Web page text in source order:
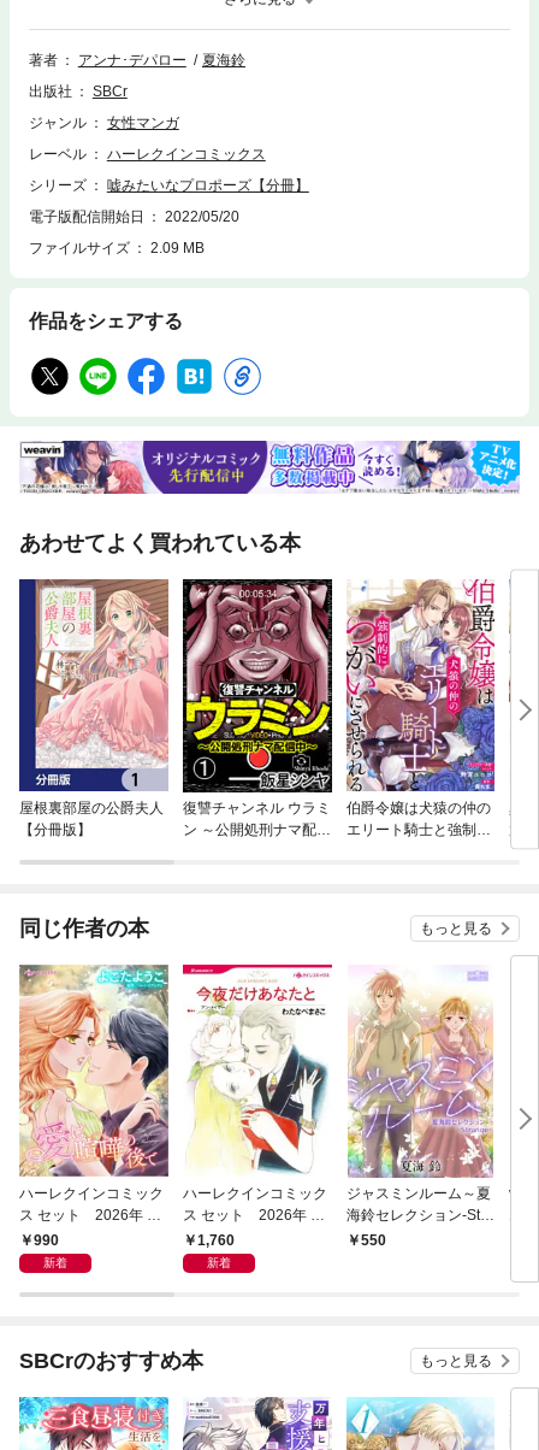
を狙うろくでなしだったのだ。けれどその言葉を彼の口からだけは聞きた
くなかった。グリフィンとは顔をあわせれば嫌味の応酬になる犬猿の仲な
のだ。彼に同情されるだなんて――だが次の瞬間、彼女を現実にひき戻し
著者 アンナ･デパロー
夏海鈴
出版社
SBCr
ジャンル
女性マンガ
レーベル
ハーレクインコミックス
シリーズ
嘘みたいなプロポーズ【分冊】
電子版配信開始日
2022/05/20
ファイルサイズ
2.09 MB
作品をシェアする
あわせてよく買われている本
屋根裏部屋の公爵夫人
【分冊版】
復讐チャンネル ウラミ
ン ～公開処刑ナマ配信
伯爵令嬢は犬猿の仲の
エリート騎士と強制的
真
放
こ
同じ作者の本 もっと見る
ハーレクインコミック
ス セット 2026年 vo
l.941
990
新着
ハーレクインコミック
ス セット 2026年 vo
l.1061
1,760
新着
ジャスミンルーム～夏
海鈴セレクション-Stra
nge-～
550
viva
SBCrのおすすめ本 もっと見る